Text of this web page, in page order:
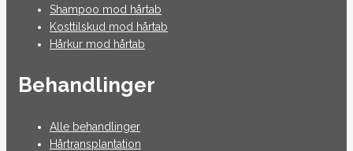
Shampoo mod hårtab
Kosttilskud mod hårtab
Hårkur mod hårtab
Behandlinger
Alle behandlinger
Hårtransplantation